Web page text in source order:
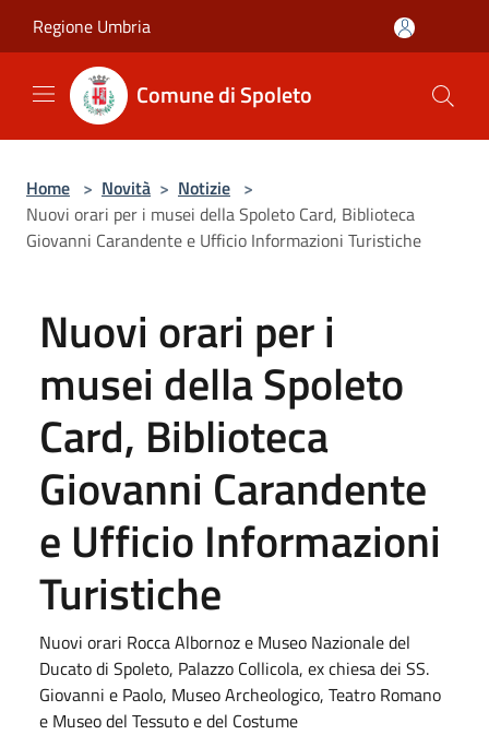
Regione Umbria
Comune di Spoleto
Home > Novità > Notizie >
Nuovi orari per i musei della Spoleto Card, Biblioteca
Giovanni Carandente e Ufficio Informazioni Turistiche
Nuovi orari per i
musei della Spoleto
Card, Biblioteca
Giovanni Carandente
e Ufficio Informazioni
Turistiche
Nuovi orari Rocca Albornoz e Museo Nazionale del
Ducato di Spoleto, Palazzo Collicola, ex chiesa dei SS.
Giovanni e Paolo, Museo Archeologico, Teatro Romano
e Museo del Tessuto e del Costume